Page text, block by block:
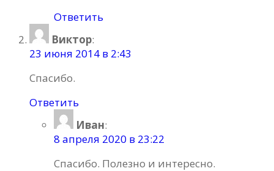
Ответить
Виктор:
23 июня 2014 в 2:43
Спасибо.
Ответить
Иван:
8 апреля 2020 в 23:22
Спасибо. Полезно и интересно.